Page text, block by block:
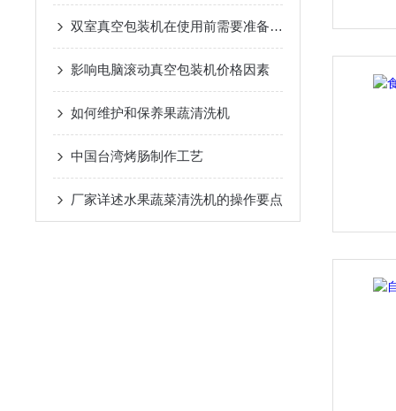
双室真空包装机在使用前需要准备什么
影响电脑滚动真空包装机价格因素
如何维护和保养果蔬清洗机
中国台湾烤肠制作工艺
厂家详述水果蔬菜清洗机的操作要点